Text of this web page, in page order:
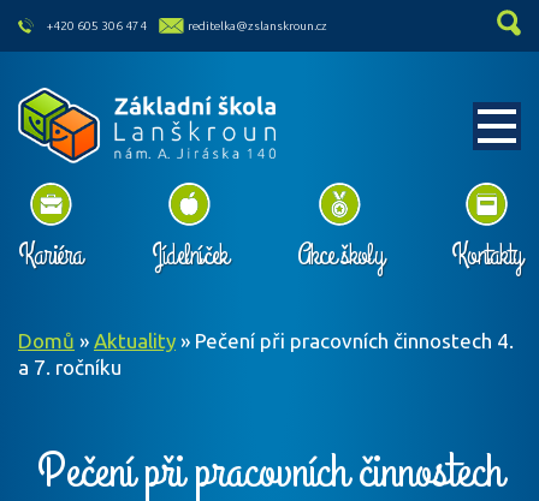
skip to main content
+420 605 306 474 reditelka@zslanskroun.cz
Kariéra Jídelníček Akce školy Kontakty
Domů » Aktuality » Pečení při pracovních činnostech 4.
a 7. ročníku
Pečení při pracovních činnostech